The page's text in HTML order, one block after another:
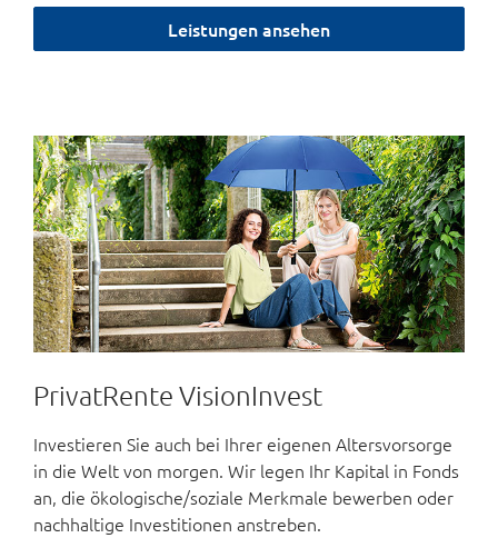
Leistungen ansehen
PrivatRente VisionInvest
Investieren Sie auch bei Ihrer eigenen Alters­vorsorge
in die Welt von morgen. Wir legen Ihr Kapital in Fonds
an, die ökologische/soziale Merkmale bewerben oder
nachhaltige Investitionen anstreben.